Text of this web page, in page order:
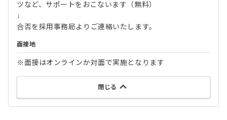
ツなど、サポートをおこないます（無料）
↓
合否を採用事務局よりご連絡いたします。
面接地
※面接はオンラインか対面で実施となります
閉じる